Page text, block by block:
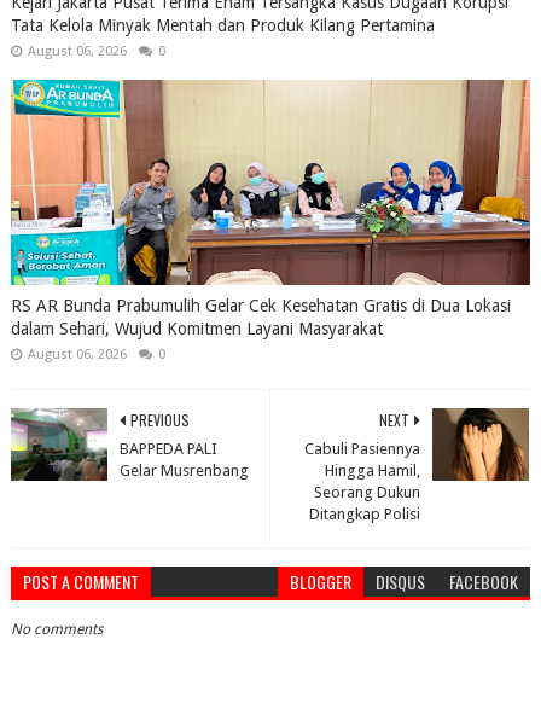
Tata Kelola Minyak Mentah dan Produk Kilang Pertamina
August 06, 2026 0
RS AR Bunda Prabumulih Gelar Cek Kesehatan Gratis di Dua Lokasi
dalam Sehari, Wujud Komitmen Layani Masyarakat
August 06, 2026 0
NEXT
Cabuli Pasiennya
Hingga Hamil,
Seorang Dukun
Ditangkap Polisi
PREVIOUS
BAPPEDA PALI
Gelar Musrenbang
POST A COMMENT BLOGGER DISQUS FACEBOOK
No comments